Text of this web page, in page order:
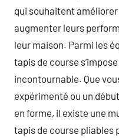
qui souhaitent
augmenter leurs
leur maison. Parmi les
tapis de course
incontournable. Que
expérimenté ou un
en forme, il existe une
tapis de course pliables